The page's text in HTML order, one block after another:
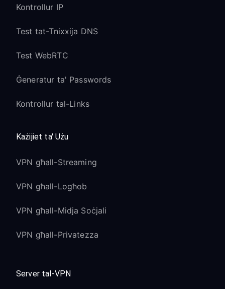
Kontrollur IP
Test tat-Tnixxija DNS
Test WebRTC
Ġeneratur ta' Passwords
Kontrollur tal-Links
Każijiet ta' Użu
VPN għall-Streaming
VPN għall-Logħob
VPN għall-Midja Soċjali
VPN għall-Privatezza
Server tal-VPN